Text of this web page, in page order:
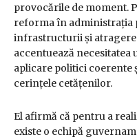
provocările de moment.
reforma în administrația
infrastructurii și
accentuează
aplicare politici coerente
cerințele cetățenilor.
El afirmă că pentru a
existe o echipă